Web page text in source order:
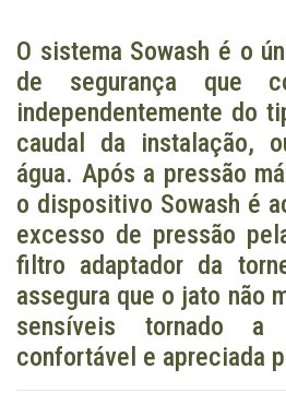
O sistema Sowash é o
de segurança que
independentemente do
caudal da instalação,
água. Após a pressão
o dispositivo Sowash é
excesso de pressão
filtro adaptador da
assegura que o jato não
sensíveis tornado a
confortável e apreciada